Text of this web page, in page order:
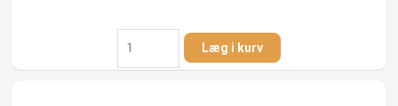
Geotekstil
x
Læg i kurv